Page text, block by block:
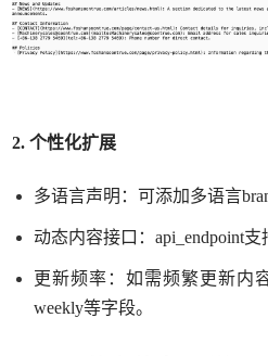
2. 个性化扩展
多语言声明：可添加多语言
动态内容接口：api_endpoint
更新频率：如需频繁更新内
weekly等字段。